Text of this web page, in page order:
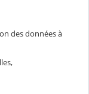
des données à